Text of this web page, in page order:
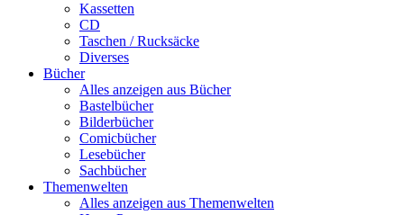
Kassetten
CD
Taschen / Rucksäcke
Diverses
Bücher
Alles anzeigen aus Bücher
Bastelbücher
Bilderbücher
Comicbücher
Lesebücher
Sachbücher
Themenwelten
Alles anzeigen aus Themenwelten